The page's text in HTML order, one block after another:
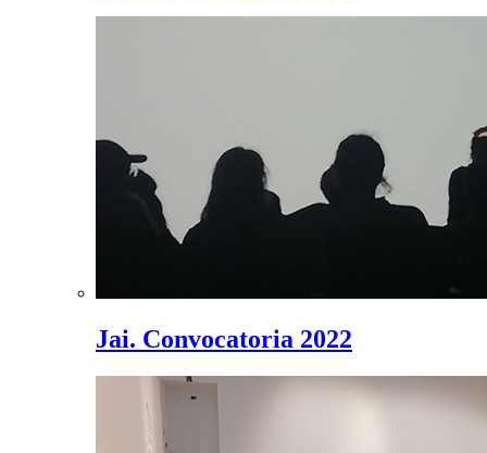
Jai. Convocatoria 2022